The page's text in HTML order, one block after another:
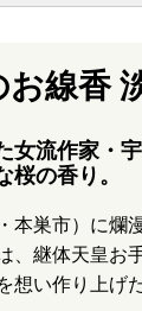
お線香
女流作家・
桜の香り。
本巣市）に爛
、継体天皇お
想い作り上げ